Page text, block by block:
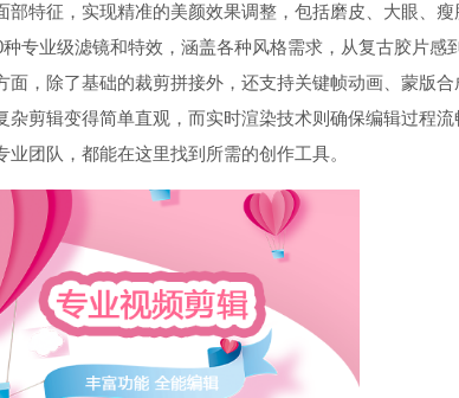
部特征，实现精准的美颜效果调整，包括磨皮、大眼、
专业级滤镜和特效，涵盖各种风格需求，从复古胶片感
面，除了基础的裁剪拼接外，还支持关键帧动画、蒙版合
杂剪辑变得简单直观，而实时渲染技术则确保编辑过程流
团队，都能在这里找到所需的创作工具。